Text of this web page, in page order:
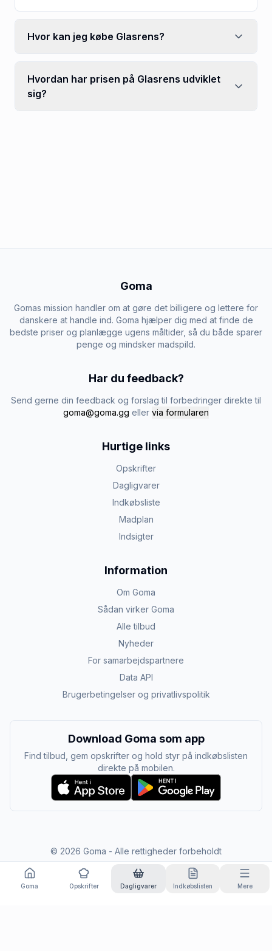
Hvor kan jeg købe Glasrens?
Hvordan har prisen på Glasrens udviklet
sig?
Goma
Gomas mission handler om at gøre det billigere og lettere for
danskere at handle ind. Goma hjælper dig med at finde de
bedste priser og planlægge ugens måltider, så du både sparer
penge og mindsker madspild.
Har du feedback?
Send gerne din feedback og forslag til forbedringer direkte til
goma@goma.gg eller via formularen
Hurtige links
Opskrifter
Dagligvarer
Indkøbsliste
Madplan
Indsigter
Information
Om Goma
Sådan virker Goma
Alle tilbud
Nyheder
For samarbejdspartnere
Data API
Brugerbetingelser og privatlivspolitik
Download Goma som app
Find tilbud, gem opskrifter og hold styr på indkøbslisten
direkte på mobilen.
© 2026 Goma - Alle rettigheder forbeholdt
Goma Opskrifter Dagligvarer Indkøbslisten Mere